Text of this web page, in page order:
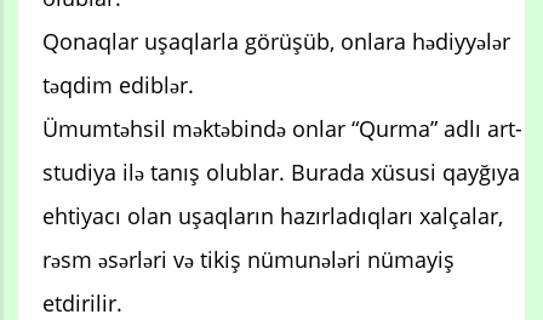
Qonaqlar uşaqlarla görüşüb, onlara hədiyyələr
təqdim ediblər.
Ümumtəhsil məktəbində onlar “Qurma” adlı art-
studiya ilə tanış olublar. Burada xüsusi qayğıya
ehtiyacı olan uşaqların hazırladıqları xalçalar,
rəsm əsərləri və tikiş nümunələri nümayiş
etdirilir.